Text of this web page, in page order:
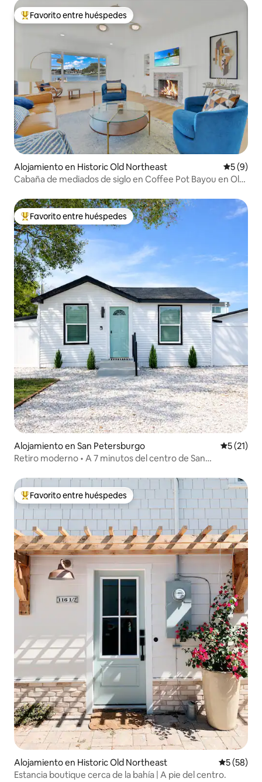
Favorito entre huéspedes preferido
Favorito entre huéspedes
Alojamiento en Historic Old Northeast
5 (9)
Cabaña de mediados de siglo en Coffee Pot Bayou en Old
Favorito entre huéspedes preferido
Favorito entre huéspedes
Alojamiento en San Petersburgo
5 (21)
Retiro moderno • A 7 minutos del centro de San
Favorito entre huéspedes preferido
Favorito entre huéspedes
Alojamiento en Historic Old Northeast
5 (58)
Estancia boutique cerca de la bahía | A pie del centro.